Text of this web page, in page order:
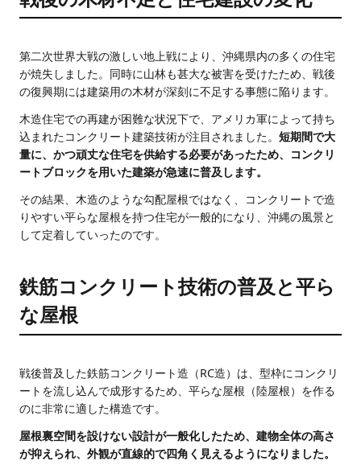
第二次世界大戦の激しい地上戦により、沖縄県内の多くの住宅
が焼失しました。同時に山林も甚大な被害を受けたため、戦後
の復興期には建築用の木材が深刻に不足する事態に陥ります。
木造住宅での再建が困難な状況下で、アメリカ軍によって持ち
込まれたコンクリート建築技術が注目されました。 短期間で大
量に、かつ頑丈な住宅を供給する必要があったため、コンクリ
ートブロックを用いた建築が急速に普及します。
その結果、木造のような勾配屋根ではなく、コンクリートで造
りやすい平らな屋根を持つ住宅が一般的になり、沖縄の風景と
して定着していったのです。
鉄筋コンクリート技術の普及と平ら
な屋根
戦後普及した鉄筋コンクリート造（RC造）は、型枠にコンクリ
ートを流し込んで成形するため、平らな屋根（陸屋根）を作る
のに非常に適した構造です。
屋根裏空間を設けない設計が一般化したため、建物全体の高さ
が抑えられ、外観が直線的で四角く見えるようになりました。